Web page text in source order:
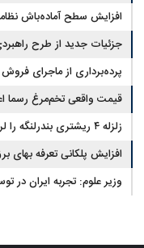
آب در مازندران
افزایش سطح آماده‌باش
جزئیات جدید از طرح
پرده‌برداری از ماجرای
بوفالو از کجا وارد می‌شود؟/
قیمت واقعی تخم‌مرغ رسما
زلزله ۴ ریشتری بندرلنگه را لرزاند
افزایش پلکانی تعرفه بهای
وزیر علوم: تجربه ایران در